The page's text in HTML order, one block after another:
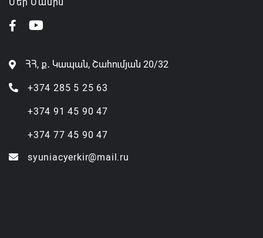
ՀՀ, ք․ Կապան, Շահումյան 20/32
+374 285 5 25 63
+374 91 45 90 47
+374 77 45 90 47
syuniacyerkir@mail.ru